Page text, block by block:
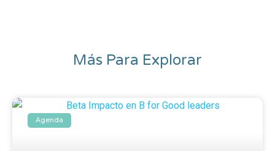
Más Para Explorar
Agenda